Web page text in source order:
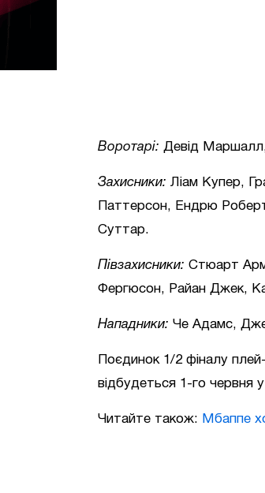
Воротарі: Девід
Захисники: Ліам Купер,
Паттерсон, Ендрю
Суттар.
Півзахисники: Стюарт
Фергюсон, Райан Джек,
Нападники: Че Адамс,
Поєдинок 1/2 фіналу
відбудеться 1-го червня у
Читайте також: Мбаппе